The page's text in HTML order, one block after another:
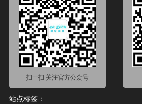
扫一扫 关注官方公众号
站点标签：